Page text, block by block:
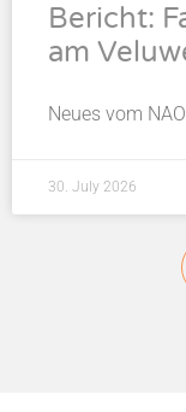
Bericht:
am
Neues vom
30. July 2026